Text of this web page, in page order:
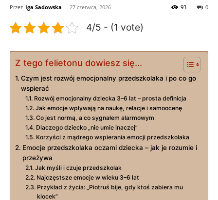
Przez Iga Sadowska - 27 czerwca, 2026 0
93
4/5 - (1 vote)
Z tego felietonu dowiesz się...
Czym jest rozwój emocjonalny przedszkolaka i po co go
wspierać
Rozwój emocjonalny dziecka 3–6 lat – prosta definicja
Jak emocje wpływają na naukę, relacje i samoocenę
Co jest normą, a co sygnałem alarmowym
Dlaczego dziecko „nie umie inaczej”
Korzyści z mądrego wspierania emocji przedszkolaka
Emocje przedszkolaka oczami dziecka – jak je rozumie i
przeżywa
Jak myśli i czuje przedszkolak
Najczęstsze emocje w wieku 3–6 lat
Przykład z życia: „Piotruś bije, gdy ktoś zabiera mu
klocek”